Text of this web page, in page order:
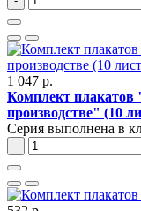
1 047 р.
Комплект плакатов
производстве" (10
Серия выполнена в
-